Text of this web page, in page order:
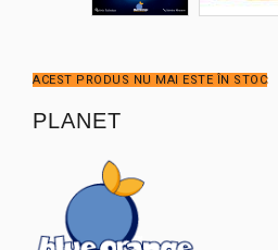
ACEST PRODUS NU MAI ESTE ÎN STOC
PLANET